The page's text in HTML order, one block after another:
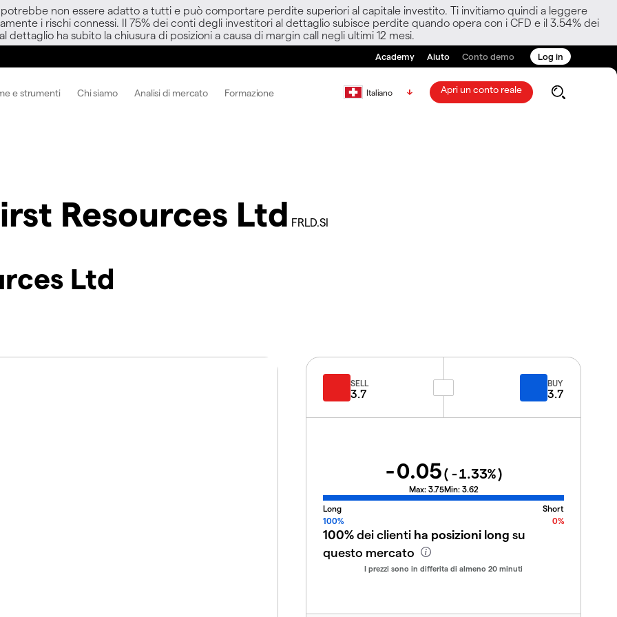
non essere adatto a tutti e può comportare perdite superiori al capitale investito. Ti invitiamo quindi a leggere
i rischi connessi. Il 75% dei conti degli investitori al dettaglio subisce perdite quando opera con i CFD e il 3.54% dei
dettaglio ha subito la chiusura di posizioni a causa di margin call negli ultimi 12 mesi.
Academy Aiuto Conto demo Log in
e strumenti Chi siamo Analisi di mercato Formazione Italiano Apri un conto reale
Resources Ltd FRLD.SI
Ltd
SELL
3.7
BUY
3.7
-0.05( -1.33%)
Max: 3.75Min: 3.62
Long
Short
100%
0%
100%dei clienti ha posizioni long su
questo mercato
I prezzi sono in differita di almeno 20 minuti